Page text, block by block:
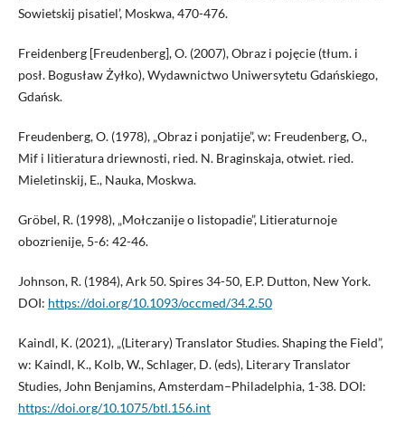
Sowietskij pisatiel’, Moskwa, 470-476.
Freidenberg [Freudenberg], O. (2007), Obraz i pojęcie (tłum. i
posł. Bogusław Żyłko), Wydawnictwo Uniwersytetu Gdańskiego,
Gdańsk.
Freudenberg, O. (1978), „Obraz i ponjatije”, w: Freudenberg, O.,
Mif i litieratura driewnosti, ried. N. Braginskaja, otwiet. ried.
Mieletinskij, E., Nauka, Moskwa.
Gröbel, R. (1998), „Mołczanije o listopadie”, Litieraturnoje
obozrienije, 5-6: 42-46.
Johnson, R. (1984), Ark 50. Spires 34-50, E.P. Dutton, New York.
DOI: https://doi.org/10.1093/occmed/34.2.50
Kaindl, K. (2021), „(Literary) Translator Studies. Shaping the Field”,
w: Kaindl, K., Kolb, W., Schlager, D. (eds), Literary Translator
Studies, John Benjamins, Amsterdam–Philadelphia, 1-38. DOI:
https://doi.org/10.1075/btl.156.int